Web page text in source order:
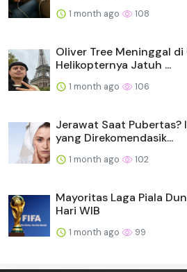
1 month ago 108
Oliver Tree Meninggal di
Helikopternya Jatuh ...
1 month ago 106
Jerawat Saat Pubertas?
yang Direkomendasik...
1 month ago 102
Mayoritas Laga Piala
Hari WIB
1 month ago 99